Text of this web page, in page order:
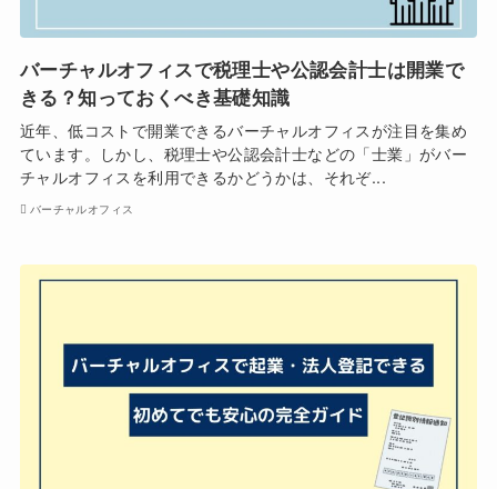
バーチャルオフィスで税理士や公認会計士は開業で
きる？知っておくべき基礎知識
近年、低コストで開業できるバーチャルオフィスが注目を集め
ています。しかし、税理士や公認会計士などの「士業」がバー
チャルオフィスを利用できるかどうかは、それぞ...
バーチャルオフィス